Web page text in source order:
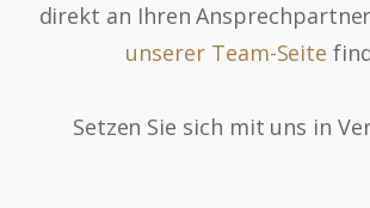
direkt an Ihren
unserer Team-Seite
Setzen Sie sich mit uns in